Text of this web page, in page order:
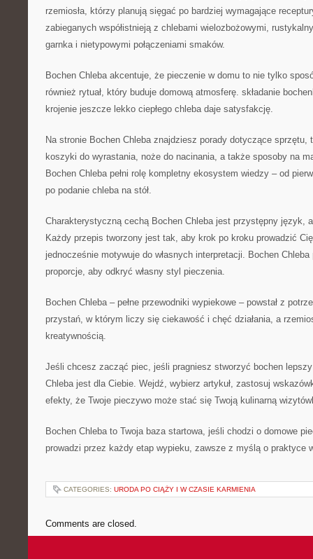
rzemiosła, którzy planują sięgać po bardziej wymagające
zabieganych współistnieją z chlebami wielozbożowymi,
garnka i nietypowymi połączeniami smaków.
Bochen Chleba akcentuje, że pieczenie w domu to nie tylko
również rytuał, który buduje domową atmosferę. składanie
krojenie jeszcze lekko ciepłego chleba daje satysfakcję.
Na stronie Bochen Chleba znajdziesz porady dotyczące sprzętu,
koszyki do wyrastania, noże do nacinania, a także sposoby na
Bochen Chleba pełni rolę kompletny ekosystem wiedzy – od
po podanie chleba na stół.
Charakterystyczną cechą Bochen Chleba jest przystępny język,
Każdy przepis tworzony jest tak, aby krok po kroku prowadzić
jednocześnie motywuje do własnych interpretacji. Bochen
proporcje, aby odkryć własny styl pieczenia.
Bochen Chleba – pełne przewodniki wypiekowe – powstał z
przystań, w którym liczy się ciekawość i chęć działania, a
kreatywnością.
Jeśli chcesz zacząć piec, jeśli pragniesz stworzyć bochen
Chleba jest dla Ciebie. Wejdź, wybierz artykuł, zastosuj
efekty, że Twoje pieczywo może stać się Twoją kulinarną
Bochen Chleba to Twoja baza startowa, jeśli chodzi o domowe
prowadzi przez każdy etap wypieku, zawsze z myślą o praktyce
CATEGORIES: URODA PO CIĄŻY I W CZASIE KARMIENIA
Comments are closed.